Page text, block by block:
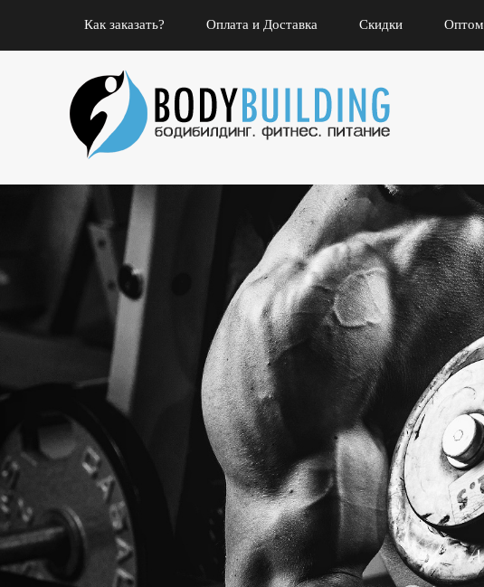
Как заказать? Оплата и Доставка Скидки Оптом